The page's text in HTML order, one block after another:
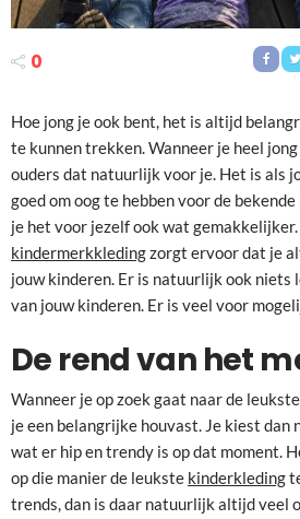
0
Hoe jong je ook bent, het is altijd
te kunnen trekken. Wanneer je heel
ouders dat natuurlijk voor je. Het is als
goed om oog te hebben voor de
je het voor jezelf ook wat
kindermerkkledingzorgt ervoor dat je
jouw kinderen. Er is natuurlijk ook niets
van jouw kinderen. Er is veel voor
De rend van het
Wanneer je op zoek gaat naar de
je een belangrijke houvast. Je kiest
wat er hip en trendy is op dat moment.
op die manier de leukste kinderkleding
trends, dan is daar natuurlijk altijd veel